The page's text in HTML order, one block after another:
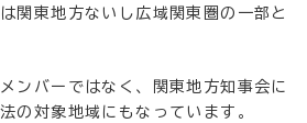
関東地方ないし広域関東圏の一部と
ンバーではなく、関東地方知事会に
の対象地域にもなっています。